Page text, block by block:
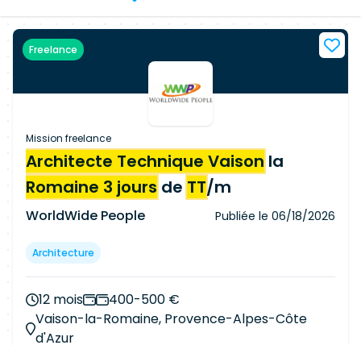
Freelance
Mission freelance
Architecte Technique Vaison la
Romaine 3 jours de TT/m
WorldWide People Publiée le 06/18/2026
Architecture
12 mois
400-500 €
Vaison-la-Romaine, Provence-Alpes-Côte
d'Azur